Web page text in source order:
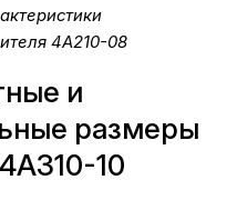
4A210-08
и
размеры
10